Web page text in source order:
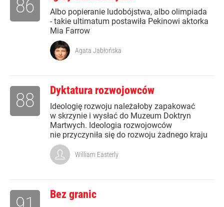
Albo popieranie ludobójstwa, albo olimpiada
- takie ultimatum postawiła Pekinowi aktorka
Mia Farrow
86
Agata Jabłońska
Dyktatura rozwojowców
Ideologię rozwoju należałoby zapakować
w skrzynie i wysłać do Muzeum Doktryn
Martwych. Ideologia rozwojowców
nie przyczyniła się do rozwoju żadnego kraju
88
William Easterly
Bez granic